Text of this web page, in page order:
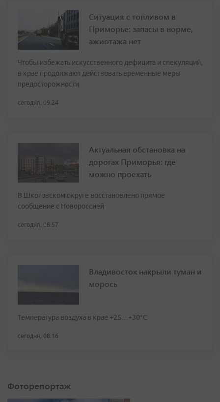
Ситуация с топливом в
Приморье: запасы в норме,
ажиотажа нет
Чтобы избежать искусственного дефицита и спекуляций,
в крае продолжают действовать временные меры
предосторожности
сегодня, 09:24
Актуальная обстановка на
дорогах Приморья: где
можно проехать
В Шкотовском округе восстановлено прямое
сообщение с Новороссией
сегодня, 08:57
Владивосток накрыли туман и
морось
Температура воздуха в крае +25…+30°C
сегодня, 08:16
Фоторепортаж